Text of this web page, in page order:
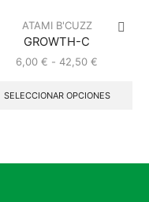
ATAMI B'CUZZ
GROWTH-C
6,00 € - 42,50 €
precios:
SELECCIONAR OPCIONES